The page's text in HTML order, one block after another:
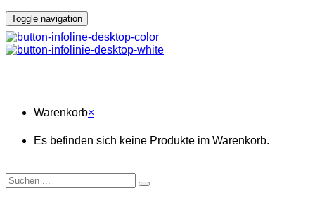
Toggle navigation
Warenkorb×
Es befinden sich keine Produkte im Warenkorb.